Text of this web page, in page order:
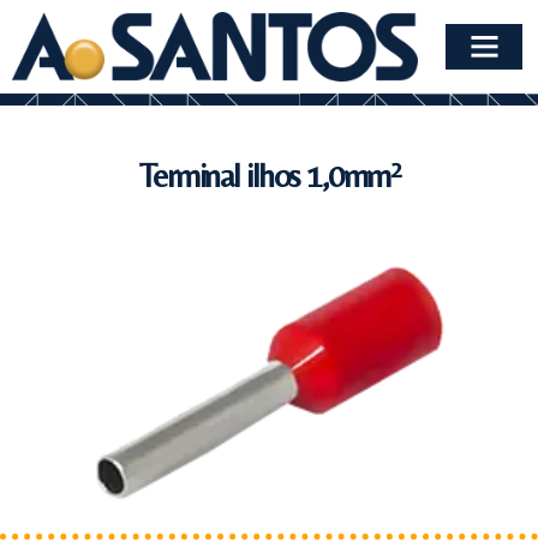
Terminal ilhos 1,0mm²